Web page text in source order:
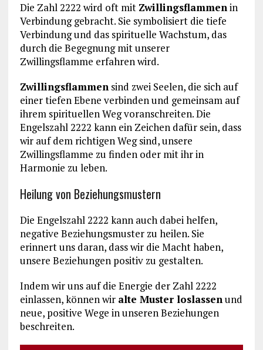
Die Zahl 2222 wird oft mit Zwillingsflammenin
Verbindung gebracht. Sie symbolisiert die tiefe
Verbindung und das spirituelle Wachstum, das
durch die Begegnung mit unserer
Zwillingsflamme erfahren wird.
Zwillingsflammensind zwei Seelen, die sich auf
einer tiefen Ebene verbinden und gemeinsam auf
ihrem spirituellen Weg voranschreiten. Die
Engelszahl 2222 kann ein Zeichen dafür sein, dass
wir auf dem richtigen Weg sind, unsere
Zwillingsflamme zu finden oder mit ihr in
Harmonie zu leben.
Heilung von Beziehungsmustern
Die Engelszahl 2222 kann auch dabei helfen,
negative Beziehungsmuster zu heilen. Sie
erinnert uns daran, dass wir die Macht haben,
unsere Beziehungen positiv zu gestalten.
Indem wir uns auf die Energie der Zahl 2222
einlassen, können wir alte Muster loslassenund
neue, positive Wege in unseren Beziehungen
beschreiten.